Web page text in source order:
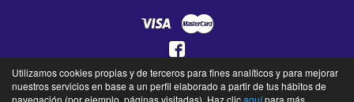
925 78 41 66
Utilizamos cookies propias y de terceros para fines analíticos y para mejorar
nuestros servicios en base a un perfil elaborado a partir de tus hábitos de
navegación (por ejemplo, páginas visitadas). Haz clicaquípara más